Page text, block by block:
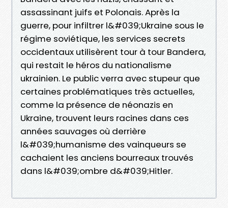
assassinant juifs et Polonais. Après la
guerre, pour infiltrer l&#039;Ukraine sous le
régime soviétique, les services secrets
occidentaux utilisèrent tour à tour Bandera,
qui restait le héros du nationalisme
ukrainien. Le public verra avec stupeur que
certaines problématiques très actuelles,
comme la présence de néonazis en
Ukraine, trouvent leurs racines dans ces
années sauvages où derrière
l&#039;humanisme des vainqueurs se
cachaient les anciens bourreaux trouvés
dans l&#039;ombre d&#039;Hitler.